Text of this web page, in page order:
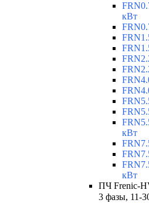
кВт
кВт
кВт
ПЧ Frenic-
3 фазы, 11-